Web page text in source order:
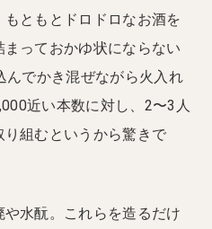
ともとドロドロなお酒を
っておかゆ状にならない
んでかき混ぜながら火入れ
近い本数に対し、2〜3人
組むというから驚きで
水酛。これらを造るだけ